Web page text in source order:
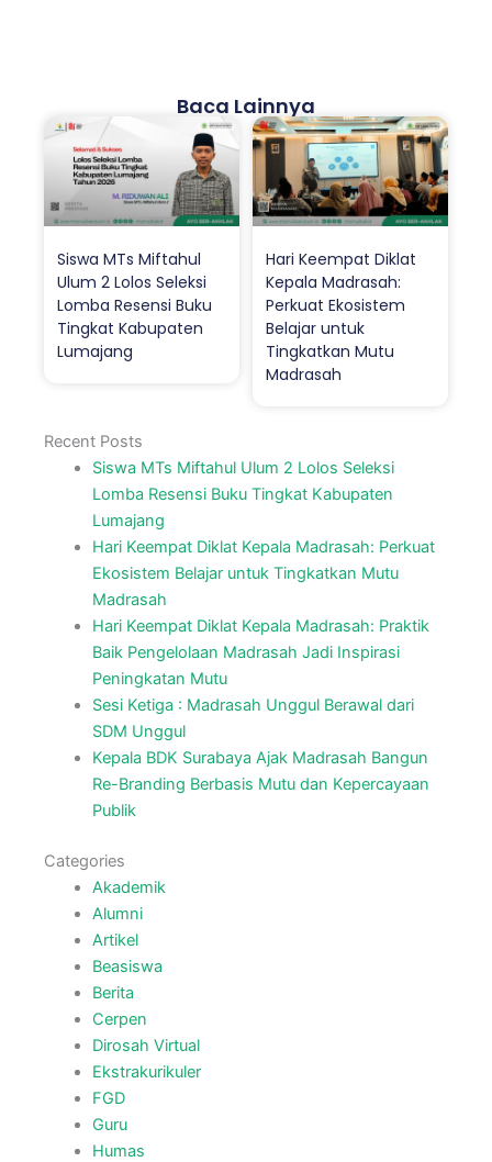
Baca Lainnya
Siswa MTs Miftahul
Ulum 2 Lolos Seleksi
Lomba Resensi Buku
Tingkat Kabupaten
Lumajang
Hari Keempat Diklat
Kepala Madrasah:
Perkuat Ekosistem
Belajar untuk
Tingkatkan Mutu
Madrasah
Recent Posts
Siswa MTs Miftahul Ulum 2 Lolos Seleksi
Lomba Resensi Buku Tingkat Kabupaten
Lumajang
Hari Keempat Diklat Kepala Madrasah: Perkuat
Ekosistem Belajar untuk Tingkatkan Mutu
Madrasah
Hari Keempat Diklat Kepala Madrasah: Praktik
Baik Pengelolaan Madrasah Jadi Inspirasi
Peningkatan Mutu
Sesi Ketiga : Madrasah Unggul Berawal dari
SDM Unggul
Kepala BDK Surabaya Ajak Madrasah Bangun
Re-Branding Berbasis Mutu dan Kepercayaan
Publik
Categories
Akademik
Alumni
Artikel
Beasiswa
Berita
Cerpen
Dirosah Virtual
Ekstrakurikuler
FGD
Guru
Humas